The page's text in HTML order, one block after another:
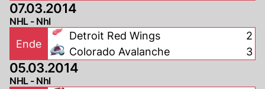
07.03.2014
NHL - Nhl
Ende
Detroit Red Wings
Colorado Avalanche
2
3
05.03.2014
NHL - Nhl